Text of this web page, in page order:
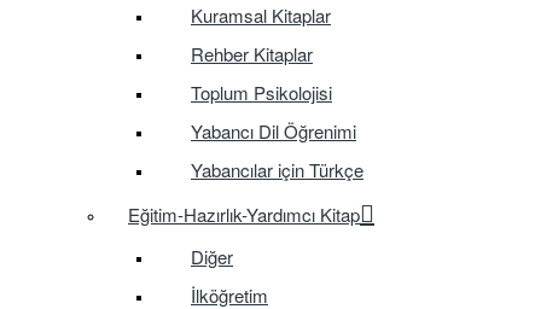
Kuramsal Kitaplar
Rehber Kitaplar
Toplum Psikolojisi
Yabancı Dil Öğrenimi
Yabancılar için Türkçe
Eğitim-Hazırlık-Yardımcı Kitap
Diğer
İlköğretim